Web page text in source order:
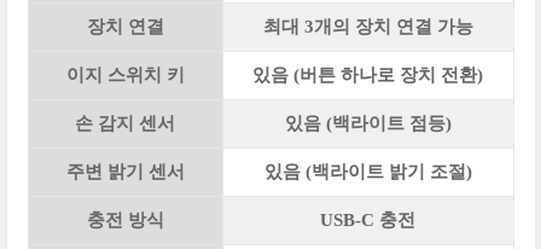
장치 연결 최대 3개의 장치 연결 가능
이지 스위치 키 있음 (버튼 하나로 장치 전환)
손 감지 센서 있음 (백라이트 점등)
주변 밝기 센서 있음 (백라이트 밝기 조절)
충전 방식 USB-C 충전